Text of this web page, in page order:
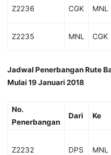
Z2236 CGK MNL
Z2235 MNL CGK
Jadwal Penerbangan Rute
Mulai 19 Januari 2018
No.
Penerbangan
Dari Ke
Z2232 DPS MNL